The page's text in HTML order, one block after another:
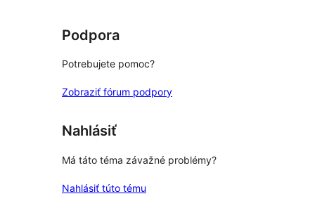
hodnotením
Podpora
Potrebujete pomoc?
Zobraziť fórum podpory
Nahlásiť
Má táto téma závažné problémy?
Nahlásiť túto tému